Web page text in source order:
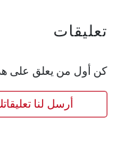
تعليقات
كن أول من يعلق على
أرسل لنا